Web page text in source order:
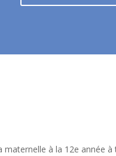
à la 12e année à